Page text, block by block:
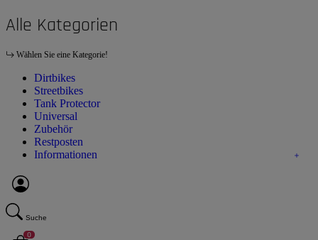
Alle Kategorien
Wählen Sie eine Kategorie!
Dirtbikes
Streetbikes
Tank Protector
Universal
Zubehör
Restposten
Informationen
Suche
0